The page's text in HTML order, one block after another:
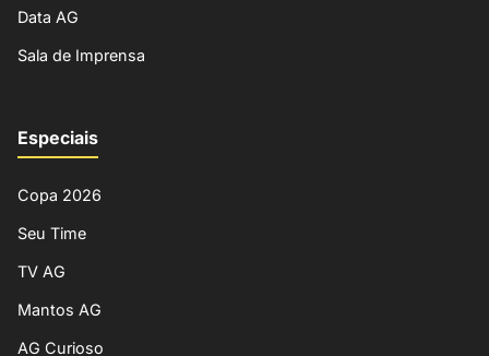
Data AG
Sala de Imprensa
Especiais
Copa 2026
Seu Time
TV AG
Mantos AG
AG Curioso